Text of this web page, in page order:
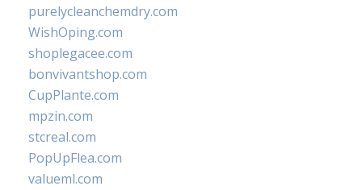
purelycleanchemdry.com
WishOping.com
shoplegacee.com
bonvivantshop.com
CupPlante.com
mpzin.com
stcreal.com
PopUpFlea.com
valueml.com